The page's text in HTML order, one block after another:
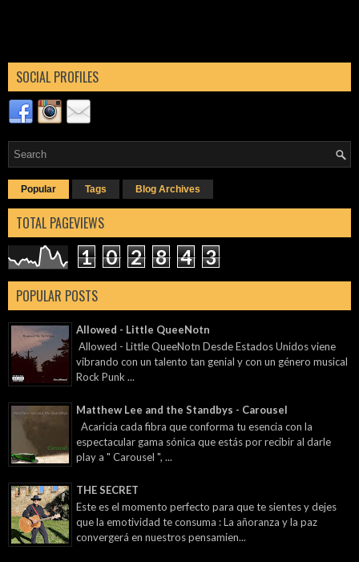
SOCIAL PROFILES
Popular Tags Blog Archives
TOTAL PAGEVIEWS
1 0 2 8 4 3
POPULAR POSTS
Allowed - Little QueeNotn
Allowed - Little QueeNotn Desde Estados Unidos viene
vibrando con un talento tan genial y con un género musical
Rock Punk ...
Matthew Lee and the Standbys - Carousel
Acaricia cada fibra que conforma tu esencia con la
espectacular gama sónica que estás por recibir al darle
play a " Carousel ", ...
THE SECRET
Este es el momento perfecto para que te sientes y dejes
que la emotividad te consuma : La añoranza y la paz
convergerá en nuestros pensamien...